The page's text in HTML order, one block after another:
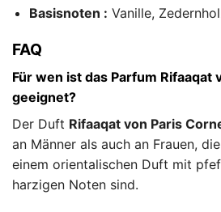
Basisnoten : Vanille,
FAQ
Für wen ist das Parfum Rifaaqat
geeignet?
Der Duft Rifaaqat von Paris
an Männer als auch an Frauen,
einem orientalischen Duft mit
harzigen Noten sind.